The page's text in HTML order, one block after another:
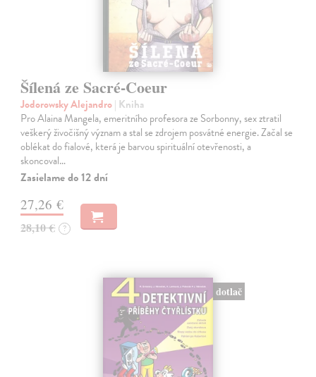
Šílená ze Sacré-Coeur
Jodorowsky Alejandro| Kniha
Pro Alaina Mangela, emeritního profesora ze Sorbonny, sex ztratil
veškerý živočišný význam a stal se zdrojem posvátné energie. Začal se
oblékat do fialové, která je barvou spirituální otevřenosti, a
skoncoval…
Zasielame do 12 dní
27,26 €
28,10 € ?
dotlač